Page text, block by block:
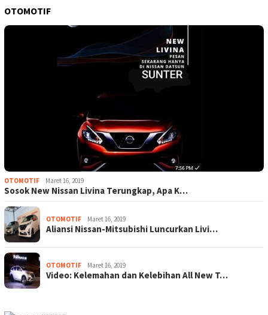
OTOMOTIF
OTOMOTIF Maret 16, 2019
Sosok New Nissan Livina Terungkap, Apa K…
OTOMOTIF Maret 16, 2019
Aliansi Nissan-Mitsubishi Luncurkan Livi…
OTOMOTIF Maret 16, 2019
Video: Kelemahan dan Kelebihan All New T…